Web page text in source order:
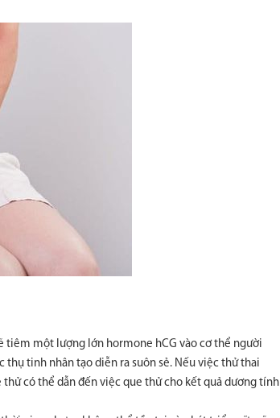
tiêm một lượng lớn hormone hCG vào cơ thể người
tinh nhân tạo diễn ra suôn sẻ. Nếu việc thử thai
có thể dẫn đến việc que thử cho kết quả dương tính